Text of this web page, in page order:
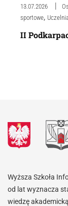
13.07.2026
sportowe,
II
Wyższa Szkoła
od lat wyznacza
wiedzę